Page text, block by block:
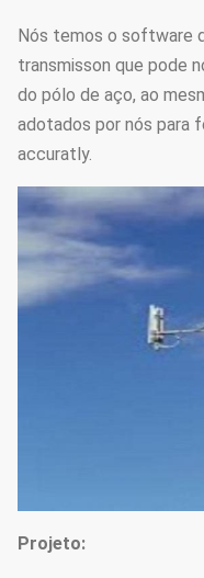
Nós temos o software
transmisson que pode
do pólo de aço, ao
adotados por nós para
accuratly.
Projeto: